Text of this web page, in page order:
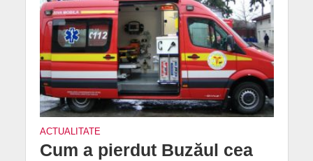
ACTUALITATE
Cum a pierdut Buzăul cea